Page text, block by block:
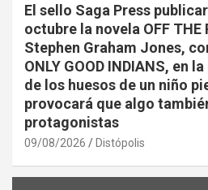
El sello Saga Press
octubre la novela OFF THE
Stephen Graham Jones,
ONLY GOOD INDIANS, en
de los huesos de un niño
provocará que algo
protagonistas
09/08/2026 Distópolis